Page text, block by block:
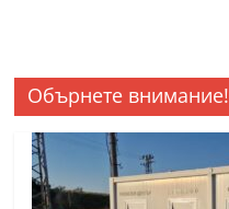
Обърнете внимание!